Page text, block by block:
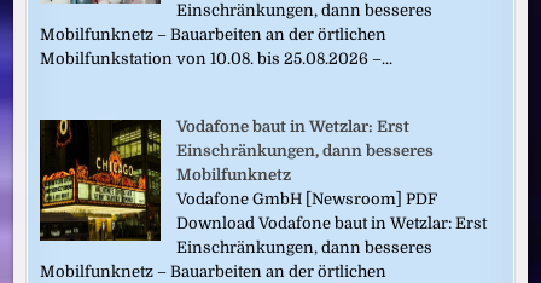
Einschränkungen, dann besseres
Mobilfunknetz – Bauarbeiten an der örtlichen
Mobilfunkstation von 10.08. bis 25.08.2026 –...
Vodafone baut in Wetzlar: Erst
Einschränkungen, dann besseres
Mobilfunknetz
Vodafone GmbH [Newsroom] PDF
Download Vodafone baut in Wetzlar: Erst
Einschränkungen, dann besseres
Mobilfunknetz – Bauarbeiten an der örtlichen